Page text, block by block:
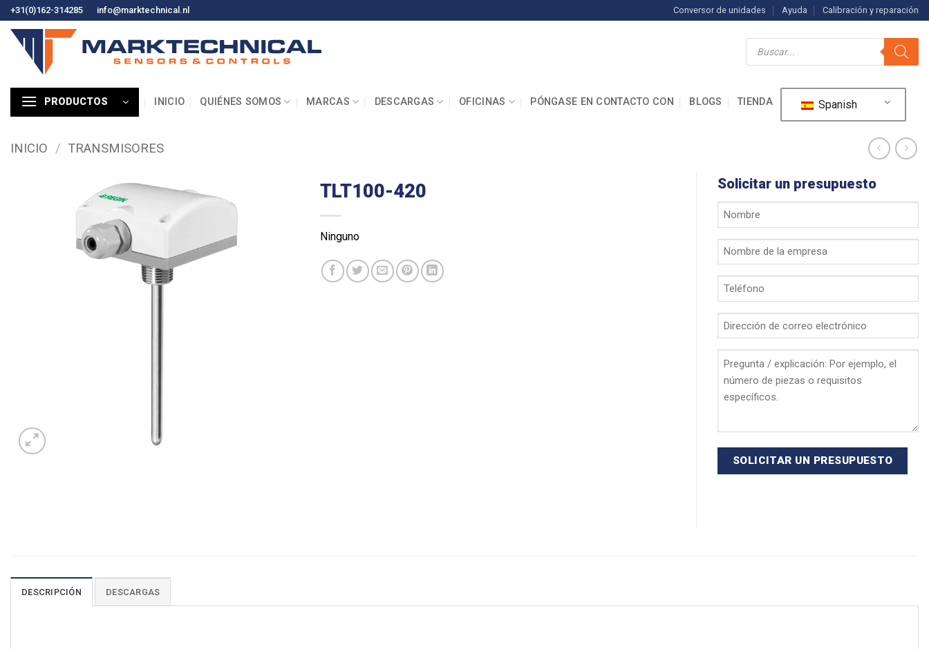
al
contenido
+31(0)162-314285 info@marktechnical.nl Conversor de unidades Ayuda Calibración y reparación
Búsqueda
PRODUCTOS INICIO QUIÉNES SOMOS MARCAS DESCARGAS OFICINAS PÓNGASE EN CONTACTO CON BLOGS TIENDA Spanish
INICIO / TRANSMISORES
TLT100-420
Ninguno
Solicitar un presupuesto
Su
nombre
Nombre
de
empresa
*
Teléfono
*
Dirección
de
electrónico
Pregunta
explicación
DESCRIPCIÓN DESCARGAS